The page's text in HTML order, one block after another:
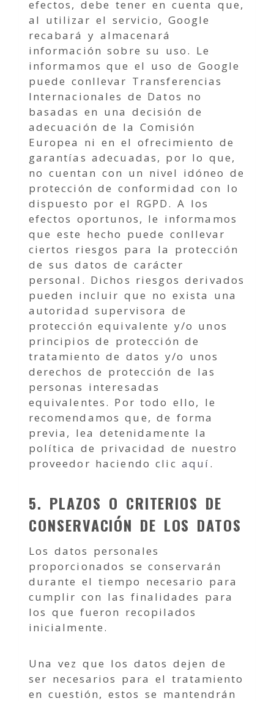
efectos, debe tener en cuenta que,
al utilizar el servicio, Google
recabará y almacenará
información sobre su uso. Le
informamos que el uso de Google
puede conllevar Transferencias
Internacionales de Datos no
basadas en una decisión de
adecuación de la Comisión
Europea ni en el ofrecimiento de
garantías adecuadas, por lo que,
no cuentan con un nivel idóneo de
protección de conformidad con lo
dispuesto por el RGPD. A los
efectos oportunos, le informamos
que este hecho puede conllevar
ciertos riesgos para la protección
de sus datos de carácter
personal. Dichos riesgos derivados
pueden incluir que no exista una
autoridad supervisora de
protección equivalente y/o unos
principios de protección de
tratamiento de datos y/o unos
derechos de protección de las
personas interesadas
equivalentes. Por todo ello, le
recomendamos que, de forma
previa, lea detenidamente la
política de privacidad de nuestro
proveedor haciendo clicaquí.
5. PLAZOS O CRITERIOS DE
CONSERVACIÓN DE LOS DATOS
Los datos personales
proporcionados se conservarán
durante el tiempo necesario para
cumplir con las finalidades para
los que fueron recopilados
inicialmente.
Una vez que los datos dejen de
ser necesarios para el tratamiento
en cuestión, estos se mantendrán